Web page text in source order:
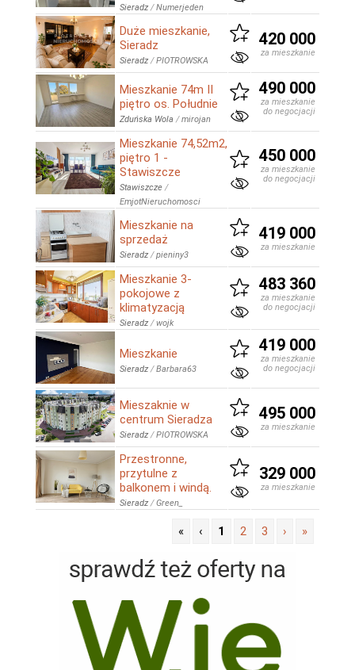
Sieradz /Numerjeden
Duże mieszkanie,
Sieradz
Sieradz /PIOTROWSKA
420 000
za mieszkanie
Mieszkanie 74m II
piętro os. Południe
Zduńska Wola /mirojan
490 000
za mieszkanie
do negocjacji
Mieszkanie 74,52m2,
piętro 1 -
Stawiszcze
Stawiszcze /
EmjotNieruchomosci
450 000
za mieszkanie
do negocjacji
Mieszkanie na
sprzedaż
Sieradz /pieniny3
419 000
za mieszkanie
Mieszkanie 3-
pokojowe z
klimatyzacją
Sieradz /wojk
483 360
za mieszkanie
do negocjacji
Mieszkanie
Sieradz /Barbara63
419 000
za mieszkanie
do negocjacji
Mieszaknie w
centrum Sieradza
Sieradz /PIOTROWSKA
495 000
za mieszkanie
Przestronne,
przytulne z
balkonem i windą.
Sieradz /Green_
329 000
za mieszkanie
« ‹ 1 2 3 › »